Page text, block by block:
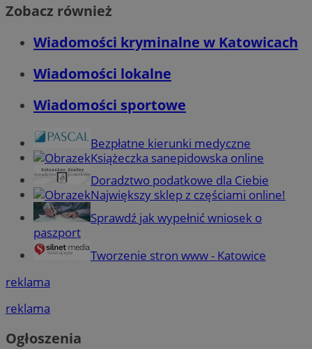
Zobacz również
Wiadomości kryminalne w Katowicach
Wiadomości lokalne
Wiadomości sportowe
Bezpłatne kierunki medyczne
Książeczka sanepidowska online
Doradztwo podatkowe dla Ciebie
Największy sklep z częściami online!
Sprawdź jak wypełnić wniosek o
paszport
Tworzenie stron www - Katowice
reklama
reklama
Ogłoszenia